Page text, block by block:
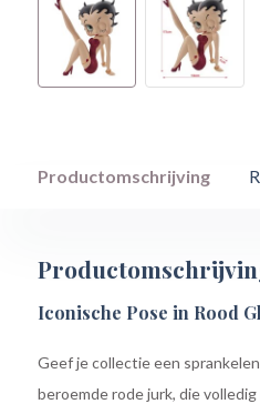
Productomschrijving
Iconische Pose in Rood
Geef je collectie een
beroemde rode jurk, die